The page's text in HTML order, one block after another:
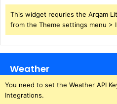
This widget requries the Arqam
from the Theme settings menu >
Weather
You need to set the Weather API
Integrations.